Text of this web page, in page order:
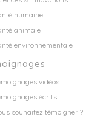
humaine
animale
environnementale
vidéos
écrits
souhaitez témoigner ?